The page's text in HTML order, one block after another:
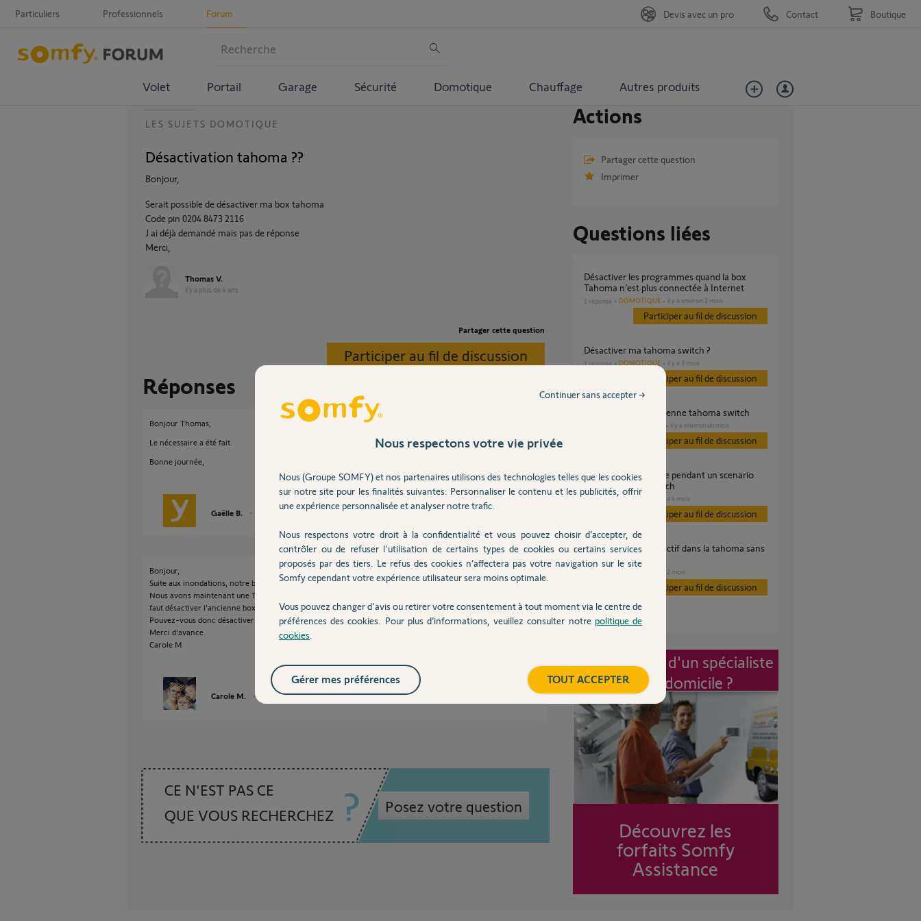
Particuliers Professionnels Forum
Volet Portail Garage Sécurité Domotique Chauffage Autres produits
Devis avec un pro Contact Boutique
LES SUJETS DOMOTIQUE
Désactivation tahoma ??
Bonjour,
Serait possible de désactiver ma box tahoma
Code pin 0204 8473 2116
J ai déjà demandé mais pas de réponse
Merci,
Thomas V.
il y a plus de 4 ans
Partager cette question
Participer au fil de discussion
Réponses
Bonjour Thomas,
Le nécessaire a été fait.
Bonne journée,
Gaëlle B. il y a plus de 4 ans
Bonjour,
Suite aux inondations, notre box Tahoma 2 (code pin 1223-4511-9648) ne fonctionne plus.
Nous avons maintenant une Tahoma switch mais je n'arrive pas à connecter celle-ci car il
faut désactiver l'ancienne box.
Pouvez-vous donc désactiver ma box Tahoma.
Merci d'avance.
Carole M
Carole M. il y a plus de 4 ans
CE N'EST PAS CE
QUE VOUS RECHERCHEZ
Posez votre question
Actions
Partager cette question
Imprimer
Questions liées
Désactiver les programmes quand la box
Tahoma n’est plus connectée à Internet
1 réponse DOMOTIQUE il y a environ 2 mois
Participer au fil de discussion
Désactiver ma tahoma switch ?
1 réponse DOMOTIQUE il y a 3 mois
Participer au fil de discussion
desactiver mon ancienne tahoma switch
il y a environ un mois
Participer au fil de discussion
Desactivation alarme pendant un scenario
créé sur Tahom switch
il y a 4 mois
Participer au fil de discussion
Confort thermique actif dans la tahoma sans
rien dans l'appli...
il y a 2 mois
Participer au fil de discussion
Intervention d'un spécialiste
à mon domicile ?
Découvrez les
forfaits Somfy
Assistance
Nous respectons votre vie privée
Nous (Groupe SOMFY) et nos partenaires utilisons des technologies telles que les cookies
sur notre site pour les finalités suivantes: Personnaliser le contenu et les publicités, offrir
une expérience personnalisée et analyser notre trafic.
Nous respectons votre droit à la confidentialité et vous pouvez choisir d’accepter, de
contrôler ou de refuser l'utilisation de certains types de cookies ou certains services
proposés par des tiers. Le refus des cookies n’affectera pas votre navigation sur le site
Somfy cependant votre expérience utilisateur sera moins optimale.
Vous pouvez changer d'avis ou retirer votre consentement à tout moment via le centre de
préférences des cookies. Pour plus d’informations, veuillez consulter notre politique de
cookies
Continuer sans accepter →
TOUT ACCEPTER
Gérer mes préférences